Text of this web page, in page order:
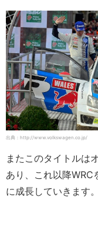
出典：http://www.volkswagen.co.jp/
またこのタイトルは
あり、これ以降
に成長していきます。